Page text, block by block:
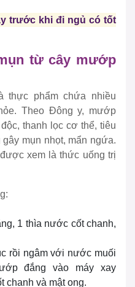
trước khi đi ngủ có tốt
từ cây mướp
thực phẩm chứa nhiều
Theo Đông y, mướp
thanh lọc cơ thể, tiêu
mụn nhọt, mẩn ngứa.
xem là thức uống trị
1 thìa nước cốt chanh,
rồi ngâm với nước muối
đắng vào máy xay
chanh và mật ong.